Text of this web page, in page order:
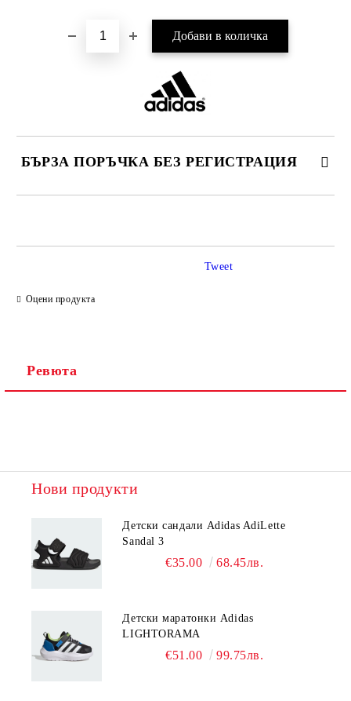
БЪРЗА ПОРЪЧКА БЕЗ РЕГИСТРАЦИЯ
Оцени продукта
Tweet
Ревюта
Нови продукти
Детски сандали Adidas AdiLette
Sandal 3
€35.00 68.45лв.
Детски маратонки Adidas
LIGHTORAMA
€51.00 99.75лв.